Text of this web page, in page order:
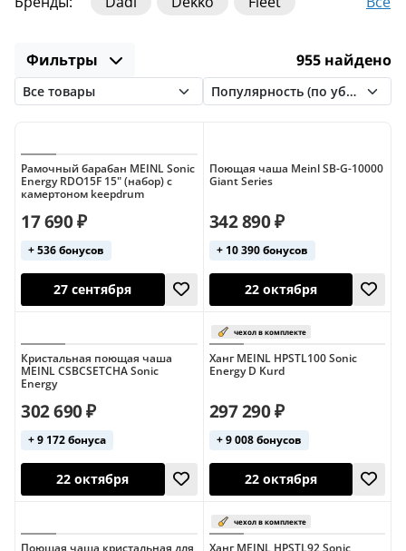
Nino Percussion
Schlagwerk
Sela Sonor
Stagg
Мастерская Сереброва
МозерЪ
Фильтры 955 найдено
Рамочный барабан MEINL Sonic
Energy RDO15F 15" (набор) с
камертоном keepdrum
17 690 ₽
+ 536 бонусов
27 сентября
Поющая чаша Meinl SB-G-10000
Giant Series
342 890 ₽
+ 10 390 бонусов
22 октября
Кристальная поющая чаша
MEINL CSBCSETCHA Sonic
Energy
302 690 ₽
+ 9 172 бонуса
Ханг MEINL HPSTL100 Sonic
Energy D Kurd
297 290 ₽
+ 9 008 бонусов
Поющая чаша кристальная для
Ханг MEINL HPSTL92 Sonic